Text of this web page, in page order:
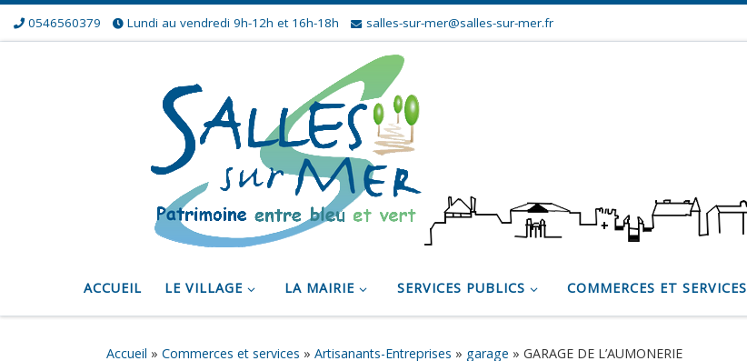
Skip to content
0546560379 Lundi au vendredi 9h-12h et 16h-18h salles-sur-mer@salles-sur-mer.fr
ACCUEIL LE VILLAGE LA MAIRIE SERVICES PUBLICS COMMERCES ET SERVICES
Accueil » Commerces et services » Artisanants-Entreprises » garage » GARAGE DE L’AUMONERIE